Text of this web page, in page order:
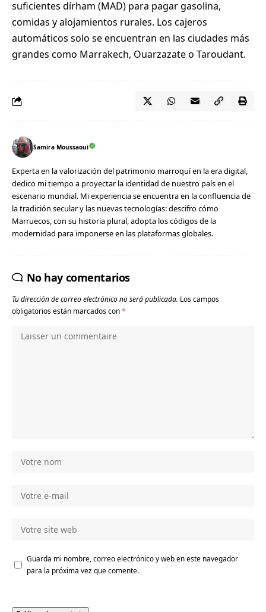
suficientes dírham (MAD) para pagar gasolina,
comidas y alojamientos rurales. Los cajeros
automáticos solo se encuentran en las ciudades más
grandes como Marrakech, Ouarzazate o Taroudant.
Samira Moussaoui
Experta en la valorización del patrimonio marroquí en la era digital,
dedico mi tiempo a proyectar la identidad de nuestro país en el
escenario mundial. Mi experiencia se encuentra en la confluencia de
la tradición secular y las nuevas tecnologías: descifro cómo
Marruecos, con su historia plural, adopta los códigos de la
modernidad para imponerse en las plataformas globales.
No hay comentarios
Tu dirección de correo electrónico no será publicada. Los campos
obligatorios están marcados con*
Guarda mi nombre, correo electrónico y web en este navegador
para la próxima vez que comente.